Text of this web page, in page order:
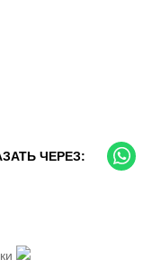
ЧЕРЕЗ: